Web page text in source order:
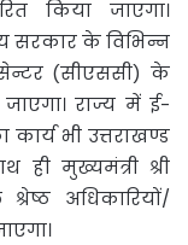
किया जाएगा।
सरकार के विभिन्न
(सीएससी) के
राज्य में ई-
भी उत्तराखण्ड
मुख्यमंत्री श्री
श्रेष्ठ अधिकारियों/